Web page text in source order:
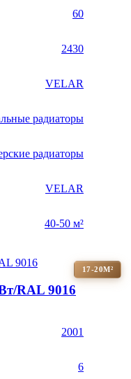
60
2430
VELAR
радиаторы
радиаторы
VELAR
40-50 м²
17-20М²
RAL 9016
2001
6